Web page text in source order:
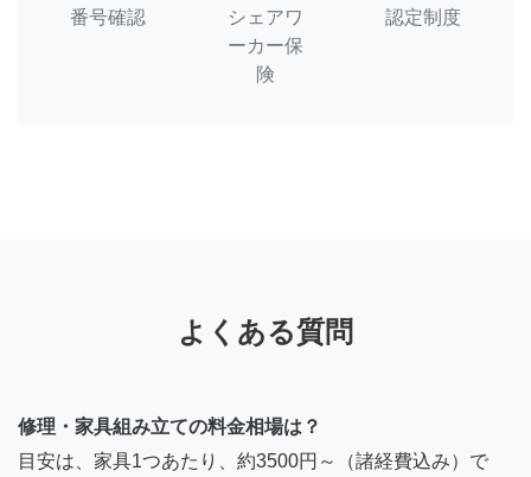
番号確認
シェアワ
ーカー保
険
認定制度
よくある質問
修理・家具組み立ての料金相場は？
目安は、家具1つあたり、約3500円～（諸経費込み）で